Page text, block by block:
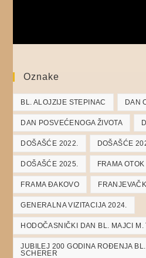
Oznake
BL. ALOJZIJE STEPINAC DAN
DAN POSVEĆENOGA ŽIVOTA
DOŠAŠĆE 2022. DOŠAŠĆE
DOŠAŠĆE 2025. FRAMA OTOK
FRAMA ĐAKOVO
GENERALNA VIZITACIJA 2024.
HODOČASNIČKI DAN BL. MAJCI M.
JUBILEJ 200 GODINA ROĐENJA
SCHERER